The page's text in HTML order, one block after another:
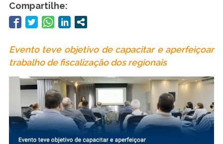
Compartilhe:
Evento teve objetivo de capacitar e aperfeiçoar
trabalho de fiscalização dos regionais